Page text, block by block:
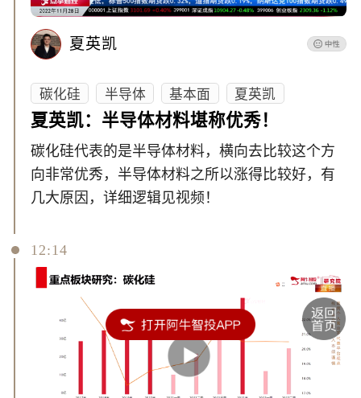
夏英凯
碳化硅 半导体 基本面
夏英凯
夏英凯：半导体材料堪称优秀！
碳化硅代表的是半导体材料，横向去比较这个方
向非常优秀，半导体材料之所以涨得比较好，有
几大原因，详细逻辑见视频！
12:14